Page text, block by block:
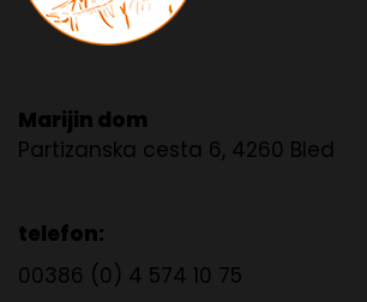
Marijin dom
Partizanska cesta 6, 4260 Bled
telefon:
00386 (0) 4 574 10 75